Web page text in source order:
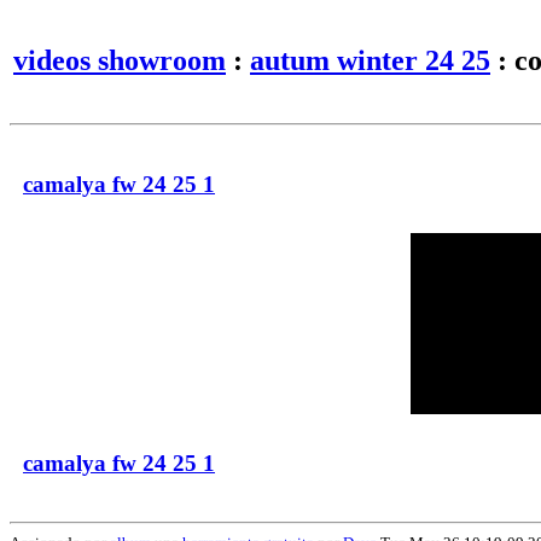
videos showroom : autum winter 24 25 :
camalya fw 24 25 1
camalya fw 24 25 1